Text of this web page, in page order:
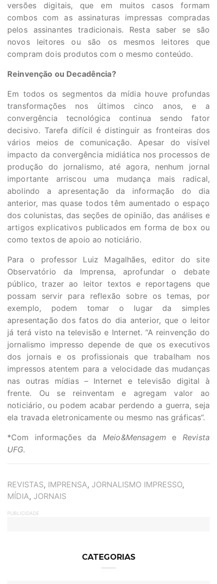
versões digitais, que em muitos casos formam
combos com as assinaturas impressas compradas
pelos assinantes tradicionais. Resta saber se são
novos leitores ou são os mesmos leitores que
compram dois produtos com o mesmo conteúdo.
Reinvenção ou Decadência?
Em todos os segmentos da mídia houve profundas
transformações nos últimos cinco anos, e a
convergência tecnológica continua sendo fator
decisivo. Tarefa difícil é distinguir as fronteiras dos
vários meios de comunicação. Apesar do visível
impacto da convergência midiática nos processos de
produção do jornalismo, até agora, nenhum jornal
importante arriscou uma mudança mais radical,
abolindo a apresentação da informação do dia
anterior, mas quase todos têm aumentado o espaço
dos colunistas, das seções de opinião, das análises e
artigos explicativos publicados em forma de box ou
como textos de apoio ao noticiário.
Para o professor Luiz Magalhães, editor do site
Observatório da Imprensa, aprofundar o debate
público, trazer ao leitor textos e reportagens que
possam servir para reflexão sobre os temas, por
exemplo, podem tomar o lugar da simples
apresentação dos fatos do dia anterior, que o leitor
já terá visto na televisão e Internet. “A reinvenção do
jornalismo impresso depende de que os executivos
dos jornais e os profissionais que trabalham nos
impressos atentem para a velocidade das mudanças
nas outras mídias – Internet e televisão digital à
frente. Ou se reinventam e agregam valor ao
noticiário, ou podem acabar perdendo a guerra, seja
ela travada eletronicamente ou mesmo nas gráficas”.
*Com informações da Meio&Mensagem e Revista
UFG.
TAGS
REVISTAS, IMPRENSA, JORNALISMO IMPRESSO,
MÍDIA, JORNAIS
PUBLICIDADE
CATEGORIAS